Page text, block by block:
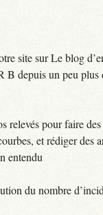
site sur Le blog
B depuis un peu
relevés pour faire
et rédiger des
entendu
du nombre